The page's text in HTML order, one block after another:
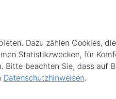
Dazu zählen Cookies,
Statistikzwecken, für
beachten Sie, dass
Datenschutzhinweisen.